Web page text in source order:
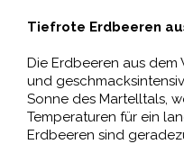
Tiefrote Erdbeeren
Die Erdbeeren aus dem
und
Sonne des Martelltals,
Temperaturen für ein
Erdbeeren sind